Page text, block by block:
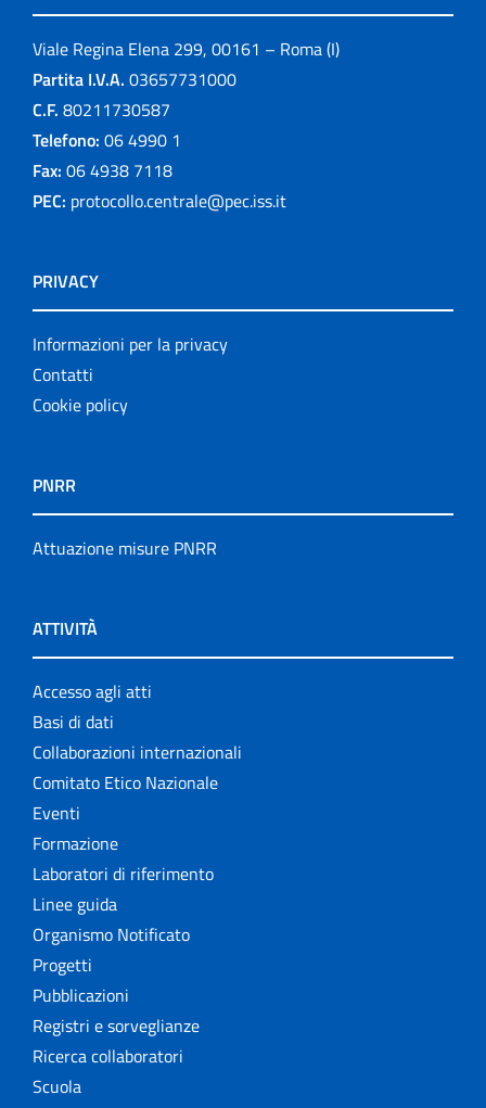
Viale Regina Elena 299, 00161 – Roma (I)
Partita I.V.A. 03657731000
C.F. 80211730587
Telefono: 06 4990 1
Fax: 06 4938 7118
PEC: protocollo.centrale@pec.iss.it
PRIVACY
Informazioni per la privacy
Contatti
Cookie policy
PNRR
Attuazione misure PNRR
ATTIVITÀ
Accesso agli atti
Basi di dati
Collaborazioni internazionali
Comitato Etico Nazionale
Eventi
Formazione
Laboratori di riferimento
Linee guida
Organismo Notificato
Progetti
Pubblicazioni
Registri e sorveglianze
Ricerca collaboratori
Scuola